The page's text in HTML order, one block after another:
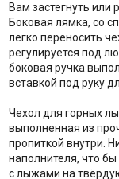
Вам застегнуть или
Боковая лямка, со
легко переносить
регулируется под
боковая ручка
вставкой под руку
Чехол для горных
выполненная из
пропиткой внутри.
наполнителя, что
с лыжами на